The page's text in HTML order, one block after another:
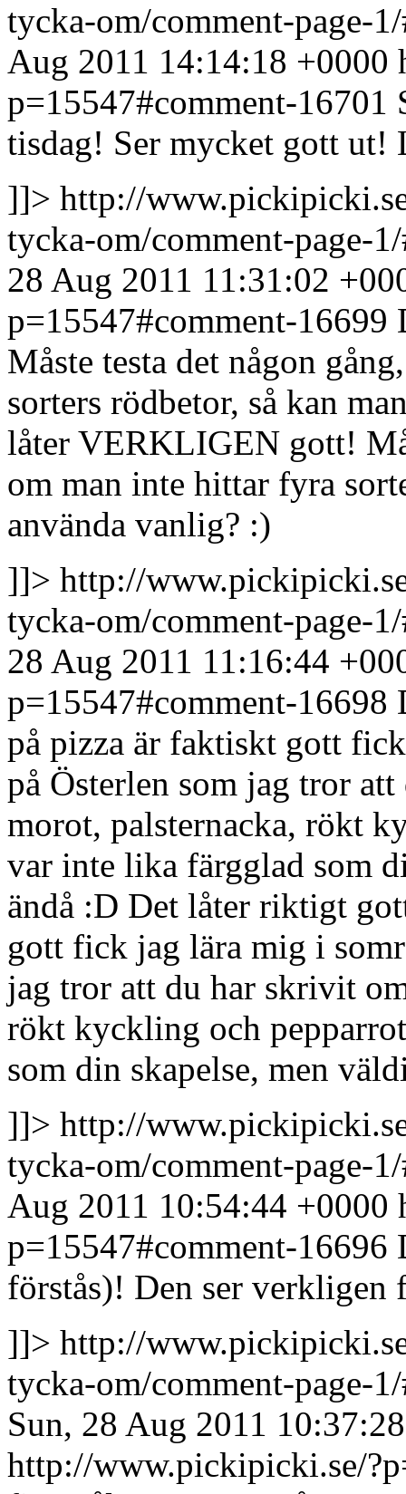
tycka-om/comment-page-
Aug 2011 14:14:18 +0000
p=15547#comment-16701
tisdag! Ser mycket gott
]]> http://
tycka-om/comment-page-
28 Aug 2011 11:31:02
p=15547#comment-16699
Måste testa det någon
sorters rödbetor, så kan
låter VERKLIGEN gott!
om man inte hittar fyra
använda vanlig? :)
]]> http://
tycka-om/comment-page-
28 Aug 2011 11:16:44
p=15547#comment-16698
på pizza är faktiskt gott
på Österlen som jag tror
morot, palsternacka, rökt
var inte lika färgglad som
ändå :D Det låter riktigt
gott fick jag lära mig i
jag tror att du har skrivit
rökt kyckling och
som din skapelse, men
]]> http://
tycka-om/comment-page-
Aug 2011 10:54:44 +0000
p=15547#comment-16696
förstås)! Den ser verkligen
]]> http://
tycka-om/comment-page-
Sun, 28 Aug 2011
http://www.pickipicki.se/